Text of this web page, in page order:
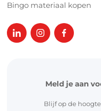
Bingo materiaal kopen
Meld je aan
Blijf op de